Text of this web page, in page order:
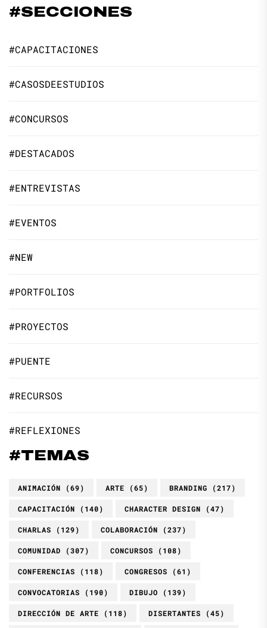
#SECCIONES
#CAPACITACIONES
#CASOSDEESTUDIOS
#CONCURSOS
#DESTACADOS
#ENTREVISTAS
#EVENTOS
#NEW
#PORTFOLIOS
#PROYECTOS
#PUENTE
#RECURSOS
#REFLEXIONES
#TEMAS
ANIMACIÓN (69) ARTE (65) BRANDING (217)
CAPACITACIÓN (140) CHARACTER DESIGN (47)
CHARLAS (129) COLABORACIÓN (237)
COMUNIDAD (307) CONCURSOS (108)
CONFERENCIAS (118) CONGRESOS (61)
CONVOCATORIAS (190) DIBUJO (139)
DIRECCIÓN DE ARTE (118) DISERTANTES (45)